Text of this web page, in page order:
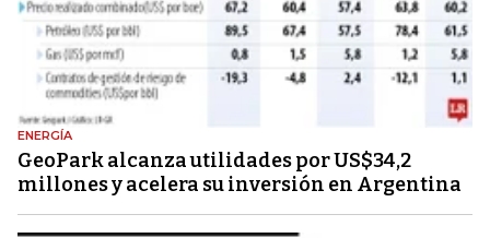
ENERGÍA
GeoPark alcanza utilidades por US$34,2
millones y acelera su inversión en Argentina